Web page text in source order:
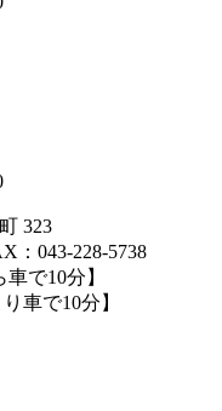
323
：043-228-5738
で10分】
車で10分】